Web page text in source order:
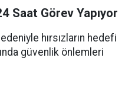
Saat Görev Yapıyor
hırsızların hedefi
güvenlik önlemleri